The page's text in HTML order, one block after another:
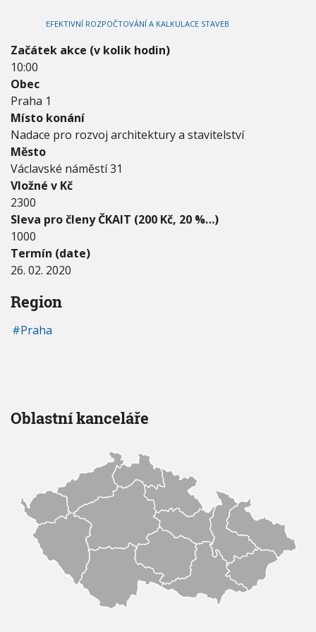
E
0
-
0
2
.
2
6
.
2
0
2
0
EFEKTIVNÍ ROZPOČTOVÁNÍ A KALKULACE STAVEB
Začátek akce (v kolik hodin)
10:00
Obec
Praha 1
Místo konání
Nadace pro rozvoj architektury a stavitelství
Město
Václavské náměstí 31
Vložné v Kč
2300
Sleva pro členy ČKAIT (200 Kč, 20 %…)
1000
Termín (date)
26. 02. 2020
Region
Praha
Oblastní kanceláře